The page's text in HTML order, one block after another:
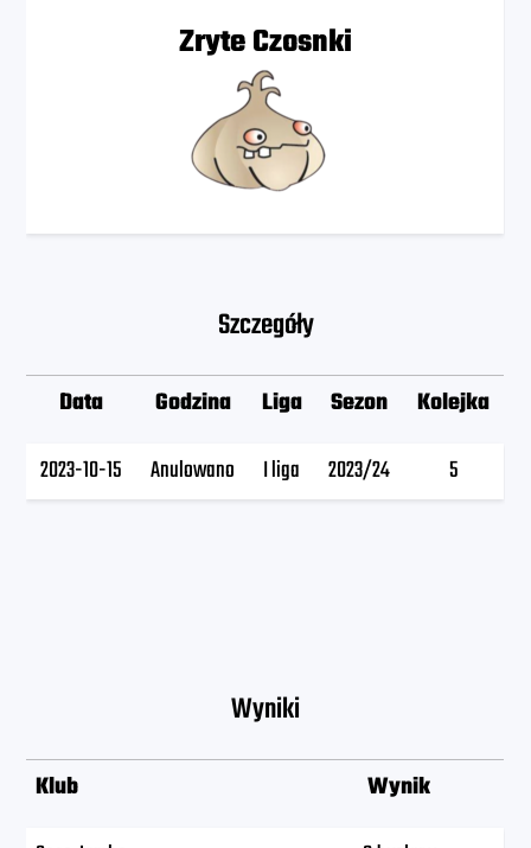
Zryte Czosnki
Szczegóły
Data Godzina Liga Sezon
Kolejka
2023-10-15
Anulowano I liga 2023/24 5
Wyniki
Klub
Wynik